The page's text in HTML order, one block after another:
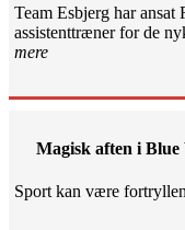
Team Esbjerg har
assistenttræner for de
mere
Magisk aften i
Sport kan være